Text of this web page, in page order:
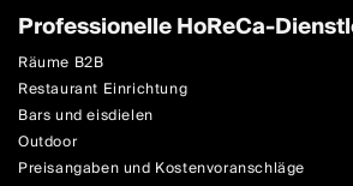
Professionelle HoReCa-
Räume B2B
Restaurant Einrichtung
Bars und eisdielen
Outdoor
Preisangaben und Kostenvoranschläge